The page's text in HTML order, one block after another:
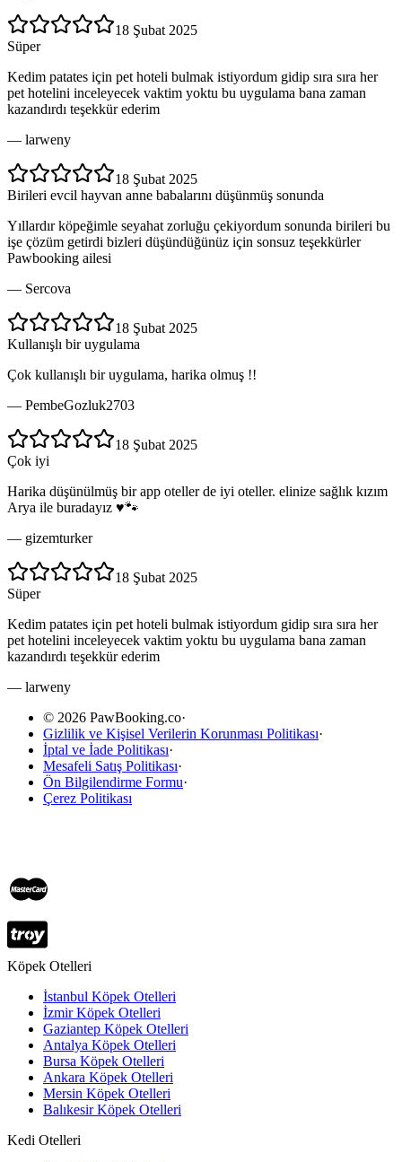
18 Şubat 2025
Süper
Kedim patates için pet hoteli bulmak istiyordum gidip sıra sıra her
pet hotelini inceleyecek vaktim yoktu bu uygulama bana zaman
kazandırdı teşekkür ederim
— larweny
18 Şubat 2025
Birileri evcil hayvan anne babalarını düşünmüş sonunda
Yıllardır köpeğimle seyahat zorluğu çekiyordum sonunda birileri bu
işe çözüm getirdi bizleri düşündüğünüz için sonsuz teşekkürler
Pawbooking ailesi
— Sercova
18 Şubat 2025
Kullanışlı bir uygulama
Çok kullanışlı bir uygulama, harika olmuş !!
— PembeGozluk2703
18 Şubat 2025
Çok iyi
Harika düşünülmüş bir app oteller de iyi oteller. elinize sağlık kızım
Arya ile buradayız ♥️🐾
— gizemturker
18 Şubat 2025
Süper
Kedim patates için pet hoteli bulmak istiyordum gidip sıra sıra her
pet hotelini inceleyecek vaktim yoktu bu uygulama bana zaman
kazandırdı teşekkür ederim
— larweny
© 2026 PawBooking.co·
Gizlilik ve Kişisel Verilerin Korunması Politikası·
İptal ve İade Politikası·
Mesafeli Satış Politikası·
Ön Bilgilendirme Formu·
Çerez Politikası
Köpek Otelleri
İstanbul Köpek Otelleri
İzmir Köpek Otelleri
Gaziantep Köpek Otelleri
Antalya Köpek Otelleri
Bursa Köpek Otelleri
Ankara Köpek Otelleri
Mersin Köpek Otelleri
Balıkesir Köpek Otelleri
Kedi Otelleri